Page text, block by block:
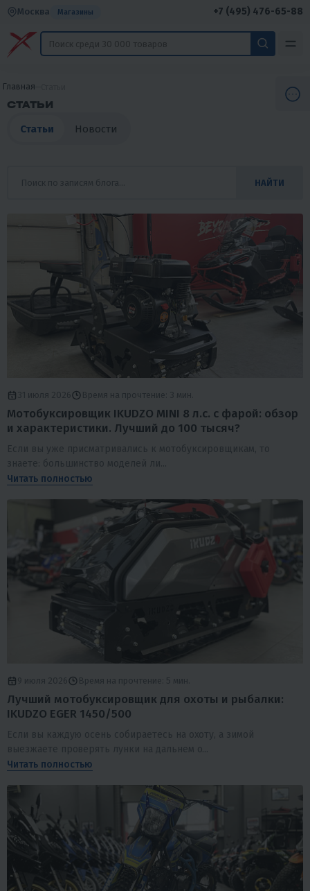
Москва Магазины +7 (495) 476-65-88
Главная
СТАТЬИ
Статьи
Новости
НАЙТИ
31 июля 2026 Время на прочтение: 3 мин.
Мотобуксировщик IKUDZO MINI 8 л.с. с фарой: обзор
и характеристики. Лучший до 100 тысяч?
Если вы уже присматривались к мотобуксировщикам, то
знаете: большинство моделей ли...
Читать полностью
9 июля 2026 Время на прочтение: 5 мин.
Лучший мотобуксировщик для охоты и рыбалки:
IKUDZO EGER 1450/500
Если вы каждую осень собираетесь на охоту, а зимой
выезжаете проверять лунки на дальнем о...
Читать полностью